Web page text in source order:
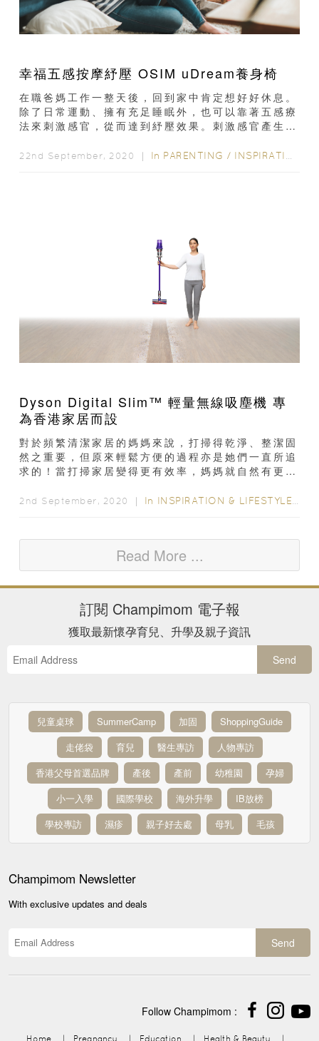
幸福五感按摩紓壓 OSIM uDream養身椅
在職爸媽工作一整天後，回到家中肯定想好好休息。
除了日常運動、擁有充足睡眠外，也可以靠著五感療
法來刺激感官，從而達到紓壓效果。刺激感官產生愉
22nd September, 2020 ｜ In PARENTING / INSPIRATION & LIFESTYLE
Dyson Digital Slim™ 輕量無線吸塵機 專
為香港家居而設
對於頻繁清潔家居的媽媽來說，打掃得乾淨、整潔固
然之重要，但原來輕鬆方便的過程亦是她們一直所追
求的！當打掃家居變得更有效率，媽媽就自然有更多
的...
2nd September, 2020 ｜ In INSPIRATION & LIFESTYLE
Read More ...
訂閱 Champimom 電子報
獲取最新懷孕育兒、升學及親子資訊
Send
兒童桌球 SummerCamp 加固
ShoppingGuide
走佬袋
育兒 醫生專訪
人物專訪
香港父母首選品牌
產後 產前 幼稚園
孕婦
小一入學
國際學校 海外升學
IB放榜
學校專訪
濕疹 親子好去處 母乳 毛孩
Champimom Newsletter
With exclusive updates and deals
Send
Follow Champimom :
Home | Pregnancy | Education | Health & Beauty |